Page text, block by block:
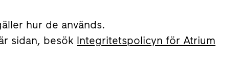
hur de används.
sidan, besök Integritetspolicyn för Atrium